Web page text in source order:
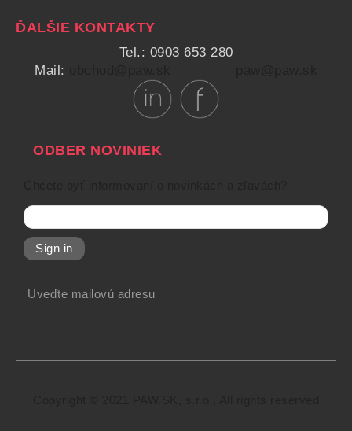
ĎALŠIE KONTAKTY
Tel.: 0903 653 280
Mail:
ODBER NOVINIEK
Sign in
Uveďte mailovú adresu